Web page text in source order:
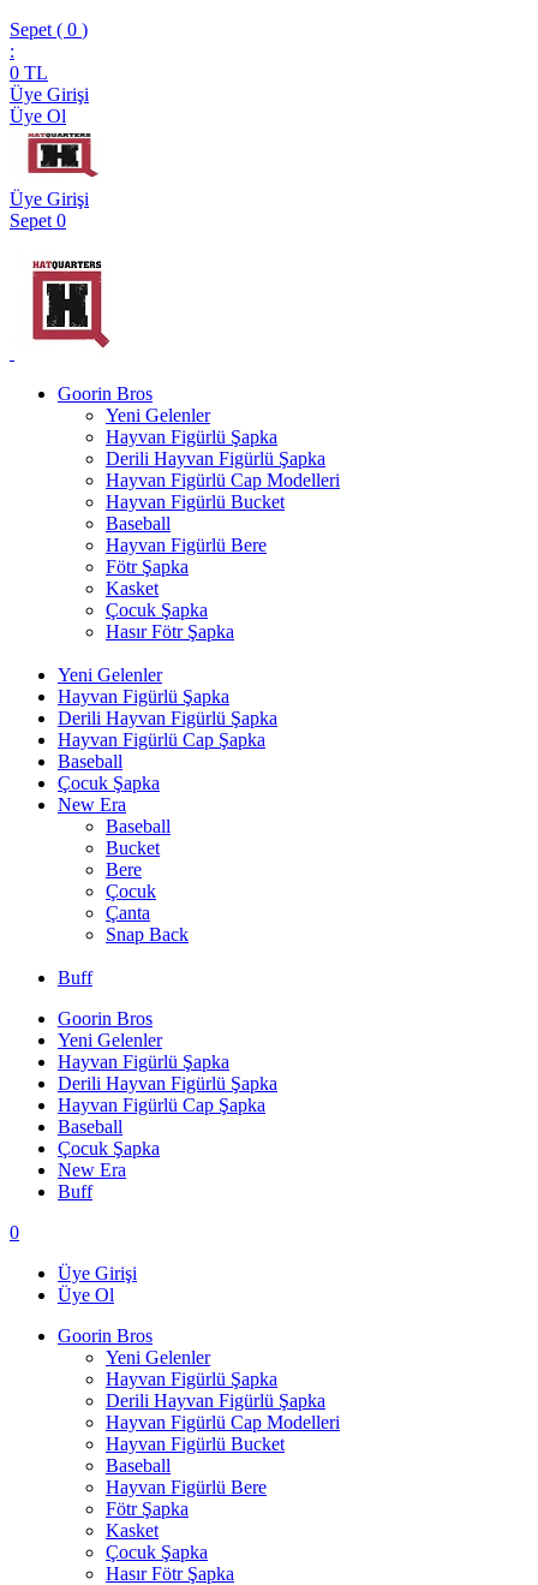
Sepet ( 0 )
:
0 TL
Üye Girişi
Üye Ol
Üye Girişi
Sepet 0
Goorin Bros
Yeni Gelenler
Hayvan Figürlü Şapka
Derili Hayvan Figürlü Şapka
Hayvan Figürlü Cap Modelleri
Hayvan Figürlü Bucket
Baseball
Hayvan Figürlü Bere
Fötr Şapka
Kasket
Çocuk Şapka
Hasır Fötr Şapka
Yeni Gelenler
Hayvan Figürlü Şapka
Derili Hayvan Figürlü Şapka
Hayvan Figürlü Cap Şapka
Baseball
Çocuk Şapka
New Era
Baseball
Bucket
Bere
Çocuk
Çanta
Snap Back
Buff
Goorin Bros
Yeni Gelenler
Hayvan Figürlü Şapka
Derili Hayvan Figürlü Şapka
Hayvan Figürlü Cap Şapka
Baseball
Çocuk Şapka
New Era
Buff
0
Üye Girişi
Üye Ol
Goorin Bros
Yeni Gelenler
Hayvan Figürlü Şapka
Derili Hayvan Figürlü Şapka
Hayvan Figürlü Cap Modelleri
Hayvan Figürlü Bucket
Baseball
Hayvan Figürlü Bere
Fötr Şapka
Kasket
Çocuk Şapka
Hasır Fötr Şapka